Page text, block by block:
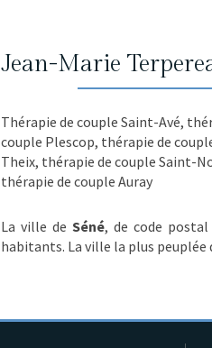
Jean-Marie
Thérapie de couple Saint-Avé,
couple Plescop, thérapie de
Theix, thérapie de couple Saint-
thérapie de couple Auray
La ville deSéné, de code
habitants. La ville la plus